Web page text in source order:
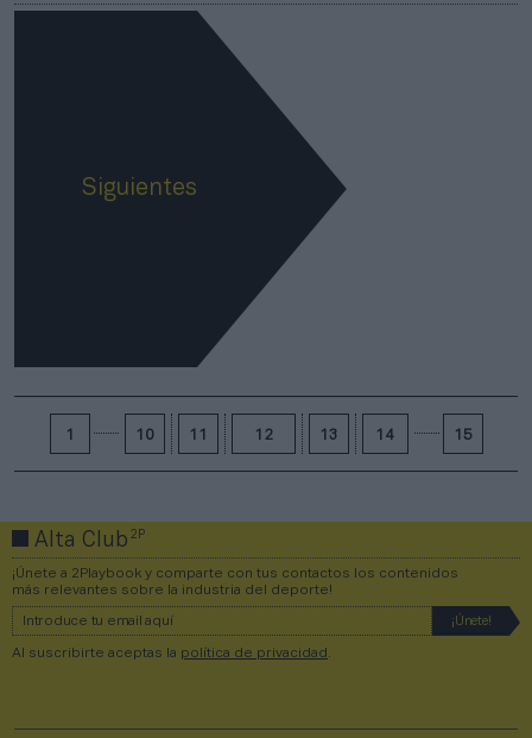
Siguientes
1 10 11 12 13 14 15
Alta Club2P
¡Únete a 2Playbook y comparte con tus contactos los contenidos
más relevantes sobre la industria del deporte!
Al suscribirte aceptas la política de privacidad